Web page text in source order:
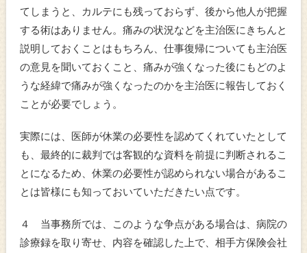
てしまうと、カルテにも残っておらず、後から他人が把握
する術はありません。痛みの状況などを主治医にきちんと
説明しておくことはもちろん、仕事復帰についても主治医
の意見を聞いておくこと、痛みが強くなった後にもどのよ
うな経緯で痛みが強くなったのかを主治医に報告しておく
ことが必要でしょう。
実際には、医師が休業の必要性を認めてくれていたとして
も、最終的に裁判では客観的な資料を前提に判断されるこ
とになるため、休業の必要性が認められない場合があるこ
とは皆様にも知っておいていただきたい点です。
４ 当事務所では、このような争点がある場合は、病院の
診療録を取り寄せ、内容を確認した上で、相手方保険会社